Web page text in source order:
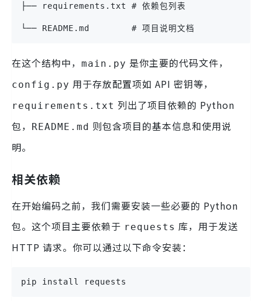
├── requirements.txt # 依赖包列表
└── README.md        # 项目说明文档
在这个结构中， main.py 是你主要的代码文件，
config.py 用于存放配置项如 API 密钥等，
requirements.txt 列出了项目依赖的 Python
包，
README.md 则包含项目的基本信息和使用说
明。
相关依赖
在开始编码之前，我们需要安装一些必要的 Python
包。这个项目主要依赖于 requests 库，用于发送
HTTP 请求。你可以通过以下命令安装：
pip install requests